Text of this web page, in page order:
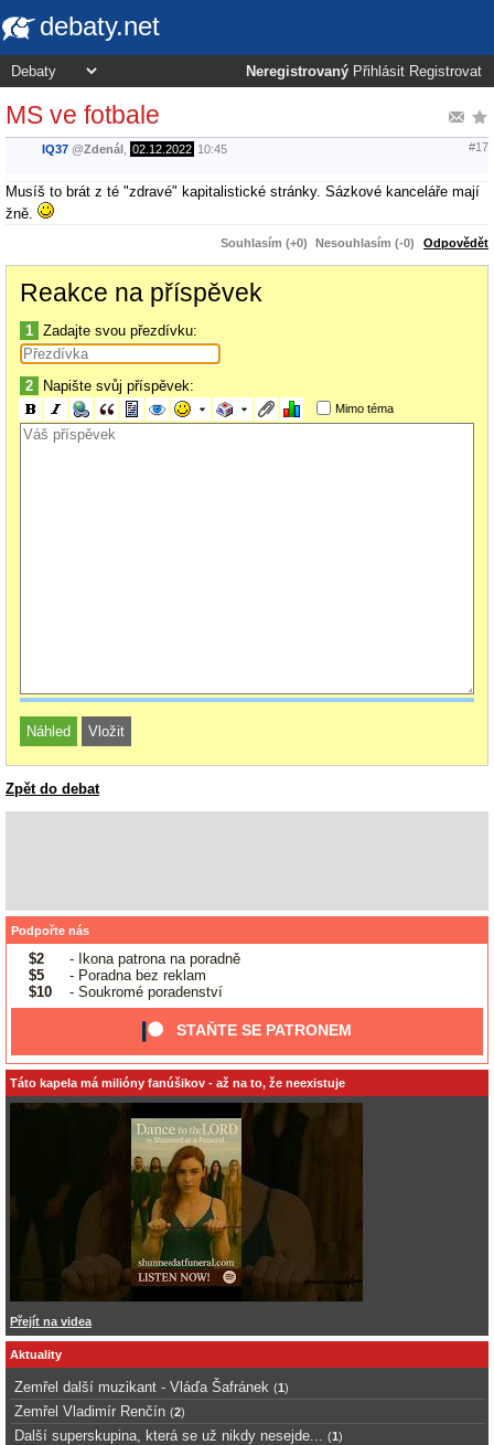
debaty.net
Neregistrovaný Přihlásit Registrovat
MS ve fotbale
IQ37 @Zdenál 02.12.2022 10:45 #17
Musíš to brát z té "zdravé" kapitalistické stránky. Sázkové kanceláře mají
žně.
Souhlasím (+0) Nesouhlasím (-0) Odpovědět
Reakce na příspěvek
1 Zadajte svou přezdívku:
2 Napište svůj příspěvek:
Mimo téma
Zpět do debat
Podpořte nás
$2
- Ikona patrona na poradně
$5
- Poradna bez reklam
$10
- Soukromé poradenství
STAŇTE SE PATRONEM
Táto kapela má milióny fanúšikov - až na to, že neexistuje
Přejít na videa
Aktuality
Zemřel další muzikant - Vláďa Šafránek (1)
Zemřel Vladimír Renčín (2)
Další superskupina, která se už nikdy nesejde... (1)